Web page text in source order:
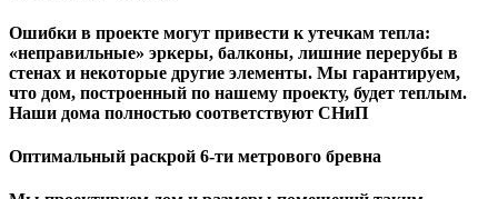
Ошибки в проекте могут привести к утечкам тепла:
«неправильные» эркеры, балконы, лишние перерубы в
стенах и некоторые другие элементы. Мы гарантируем,
чтo дом, построенный по нашему проекту, будет теплым.
Наши дома полностью соответствуют СНиП
Оптимальный раскрой 6-ти метрового бревна